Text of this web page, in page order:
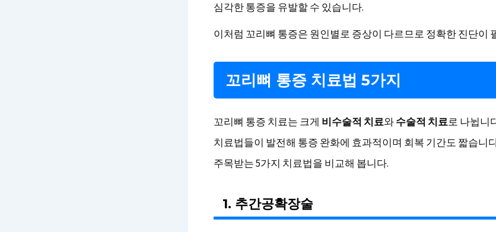
심각한 통증을 유발할 수 있습니다.
이처럼 꼬리뼈 통증은 원인별로 증상이 다르므로 정확한 진단이
꼬리뼈 통증 치료법 5가지
꼬리뼈 통증 치료는 크게 비수술적 치료와수술적 치료로 나뉩니
치료법들이 발전해 통증 완화에 효과적이며 회복 기간도 짧습니
주목받는 5가지 치료법을 비교해 봅니다.
1. 추간공확장술